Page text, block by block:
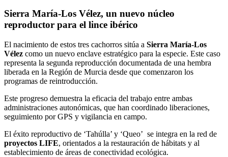
Sierra María-Los Vélez, un nuevo núcleo
reproductor para el lince ibérico
El nacimiento de estos tres cachorros sitúa a Sierra María-Los
Vélez como un nuevo enclave estratégico para la especie. Este caso
representa la segunda reproducción documentada de una hembra
liberada en la Región de Murcia desde que comenzaron los
programas de reintroducción.
Este progreso demuestra la eficacia del trabajo entre ambas
administraciones autonómicas, que han coordinado liberaciones,
seguimiento por GPS y vigilancia en campo.
El éxito reproductivo de ‘Tahúlla’ y ‘Queo’ se integra en la red de
proyectos LIFE, orientados a la restauración de hábitats y al
establecimiento de áreas de conectividad ecológica.